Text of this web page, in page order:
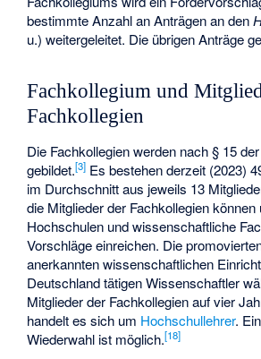
bestimmte Anzahl an Anträgen an den
u.) weitergeleitet. Die übrigen Anträge
Fachkollegium und
Fachkollegien
Die Fachkollegien werden nach § 15
gebildet.[3] Es bestehen derzeit (2023)
im Durchschnitt aus jeweils 13
die Mitglieder der Fachkollegien können
Hochschulen und wissenschaftliche
Vorschläge einreichen. Die
anerkannten wissenschaftlichen
Deutschland tätigen Wissenschaftler
Mitglieder der Fachkollegien auf vier
handelt es sich um Hochschullehrer.
Wiederwahl ist möglich.[18]